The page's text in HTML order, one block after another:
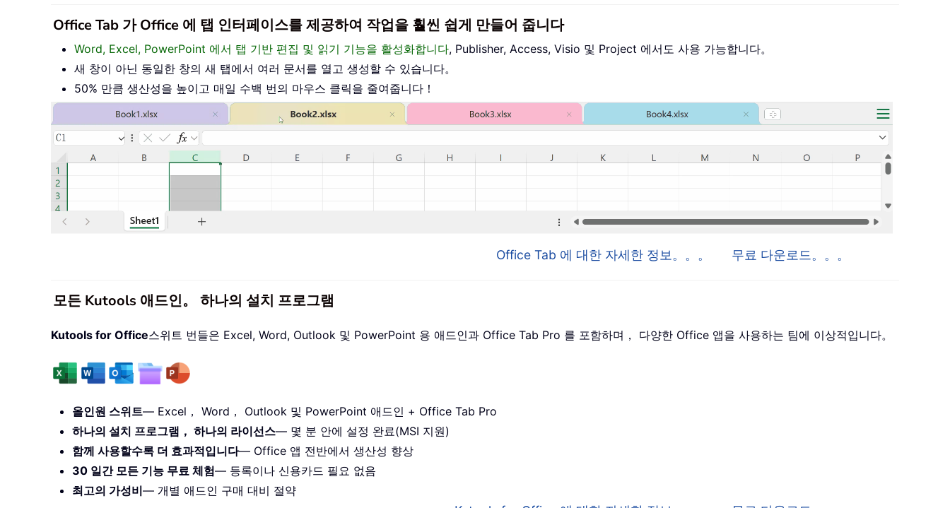
Office Tab 가 Office 에 탭 인터페이스를 제공하여 작업을 훨씬 쉽게 만들어 줍니다
Word, Excel, PowerPoint 에서 탭 기반 편집 및 읽기 기능을 활성화합니다, Publisher, Access, Visio 및 Project 에서도 사용 가능합니다。
새 창이 아닌 동일한 창의 새 탭에서 여러 문서를 열고 생성할 수 있습니다。
50% 만큼 생산성을 높이고 매일 수백 번의 마우스 클릭을 줄여줍니다！
Office Tab 에 대한 자세한 정보。。。 무료 다운로드。。。
모든 Kutools 애드인。 하나의 설치 프로그램
Kutools for Office스위트 번들은 Excel, Word, Outlook 및 PowerPoint 용 애드인과 Office Tab Pro 를 포함하며， 다양한 Office 앱을 사용하는 팀에 이상적입니다。
올인원 스위트— Excel， Word， Outlook 및 PowerPoint 애드인 + Office Tab Pro
하나의 설치 프로그램， 하나의 라이선스— 몇 분 안에 설정 완료(MSI 지원)
함께 사용할수록 더 효과적입니다— Office 앱 전반에서 생산성 향상
30 일간 모든 기능 무료 체험— 등록이나 신용카드 필요 없음
최고의 가성비— 개별 애드인 구매 대비 절약